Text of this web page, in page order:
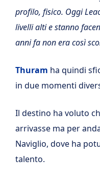
profilo, fisico. Oggi
livelli alti e stanno
anni fa non era così
Thuram ha quindi
in due momenti
Il destino ha voluto
arrivasse ma per
Naviglio, dove ha
talento.